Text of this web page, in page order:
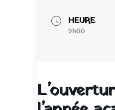
HEURE
9h00